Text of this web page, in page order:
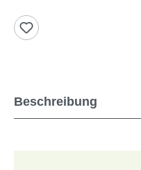
Beschreibung